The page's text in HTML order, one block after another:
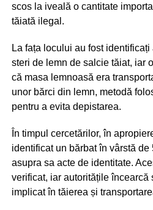
scos la iveală o cantitate
tăiată ilegal.
La fața locului au fost
steri de lemn de salcie tăiat, iar
că masa lemnoasă era
unor bărci din lemn, metodă
pentru a evita depistarea.
În timpul cercetărilor, în
identificat un bărbat în vârstă
asupra sa acte de identitate.
verificat, iar autoritățile încearcă
implicat în tăierea și